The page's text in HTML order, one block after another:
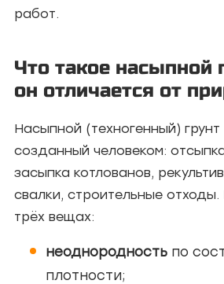
работ.
Что такое насыпной
он отличается от
Насыпной (техногенный)
созданный человеком:
засыпка котлованов,
свалки, строительные отходы.
трёх вещах:
неоднородность по
плотности;